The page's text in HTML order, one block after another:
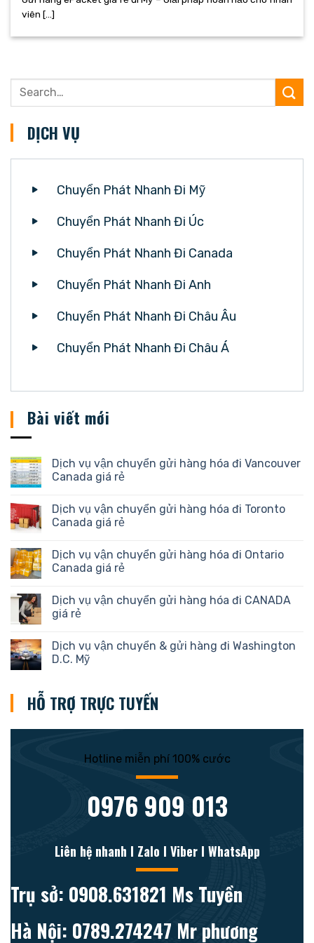
viên [...]
DỊCH VỤ
Chuyển Phát Nhanh Đi Mỹ
Chuyển Phát Nhanh Đi Úc
Chuyển Phát Nhanh Đi Canada
Chuyển Phát Nhanh Đi Anh
Chuyển Phát Nhanh Đi Châu Âu
Chuyển Phát Nhanh Đi Châu Á
Bài viết mới
Dịch vụ vận chuyển gửi hàng hóa đi Vancouver
Canada giá rẻ
Dịch vụ vận chuyển gửi hàng hóa đi Toronto
Canada giá rẻ
Dịch vụ vận chuyển gửi hàng hóa đi Ontario
Canada giá rẻ
Dịch vụ vận chuyển gửi hàng hóa đi CANADA
giá rẻ
Dịch vụ vận chuyển & gửi hàng đi Washington
D.C. Mỹ
HỖ TRỢ TRỰC TUYẾN
Hotline miễn phí 100% cước
0976 909 013
Liên hệ nhanh l Zalo l Viber l WhatsApp
Trụ sở: 0908.631821 Ms Tuyền
Hà Nội: 0789.274247 Mr phương